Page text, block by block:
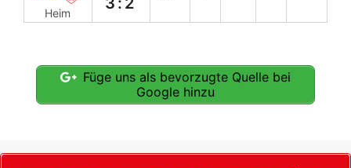
Heim
Füge uns als bevorzugte Quelle bei
Google hinzu